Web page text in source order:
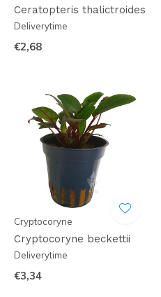
Ceratopteris thalictroides
Deliverytime
€2,68
Cryptocoryne
Cryptocoryne beckettii
Deliverytime
€3,34